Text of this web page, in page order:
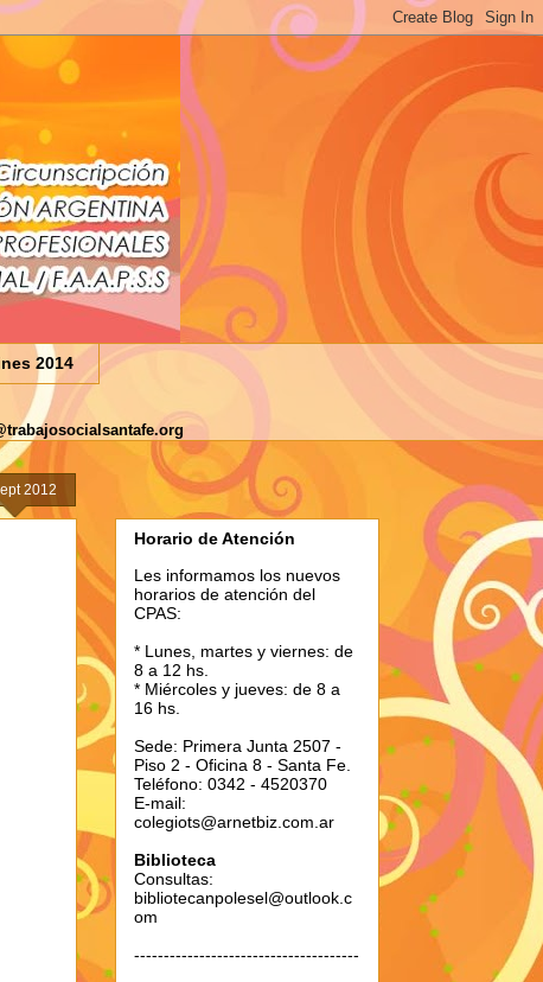
2014
2012
Horario de Atención
Les informamos los nuevos
horarios de atención del
CPAS:
* Lunes, martes y viernes: de
8 a 12 hs.
* Miércoles y jueves: de 8 a
16 hs.
Sede: Primera Junta 2507 -
Piso 2 - Oficina 8 - Santa Fe.
Teléfono: 0342 - 4520370
E-mail:
colegiots@arnetbiz.com.ar
Biblioteca
Consultas:
bibliotecanpolesel@outlook.c
om
--------------------------------------